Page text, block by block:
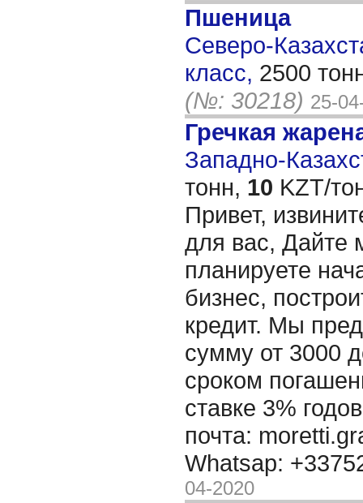
Пшеница
Северо-
класс, 2500
(№: 30218) 25-
Гречкая
Западно-
тонн, 10 KZT/
Привет,
для вас, Дайте
планируете
бизнес,
кредит. Мы
сумму от 3000
сроком
ставке 3%
почта:
Whatsap:
04-2020